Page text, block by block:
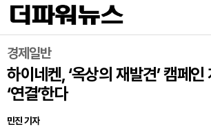
경제일반
하이네켄, ‘옥상의 재발견’ 캠페
‘연결’한다
민진 기자